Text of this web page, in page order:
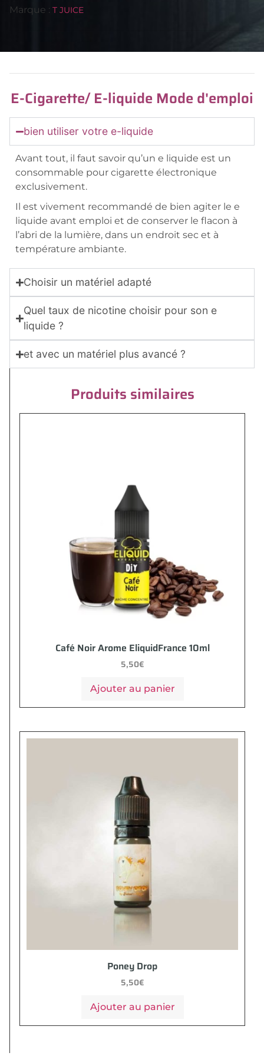
Marque : T JUICE
E-Cigarette/ E-liquide Mode d'emploi
bien utiliser votre e-liquide
Avant tout, il faut savoir qu’un e liquide est un
consommable pour cigarette électronique
exclusivement.
Il est vivement recommandé de bien agiter le e
liquide avant emploi et de conserver le flacon à
l’abri de la lumière, dans un endroit sec et à
température ambiante.
Choisir un matériel adapté
Quel taux de nicotine choisir pour son e
liquide ?
et avec un matériel plus avancé ?
Produits similaires
Café Noir Arome EliquidFrance 10ml
5,50€
Ajouter au panier
Poney Drop
5,50€
Ajouter au panier